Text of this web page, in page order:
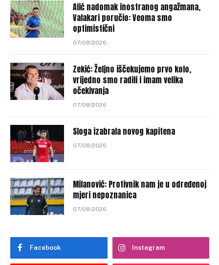
Alić nadomak inostranog angažmana,
Valakari poručio: Veoma smo
optimistični
07/08/2026
Zekić: Željno iščekujemo prvo kolo,
vrijedno smo radili i imam velika
očekivanja
07/08/2026
Sloga izabrala novog kapitena
07/08/2026
Milanović: Protivnik nam je u određenoj
mjeri nepoznanica
07/08/2026
Facebook Instagram